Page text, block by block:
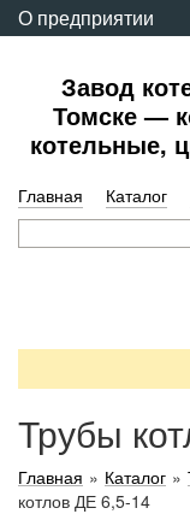
О предприятии
Завод
Томске —
котельные,
Главная Каталог
Трубы
Главная » Каталог »
котлов ДЕ 6,5-14